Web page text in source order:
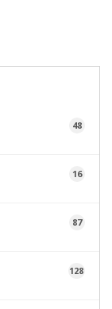
48
16
87
128